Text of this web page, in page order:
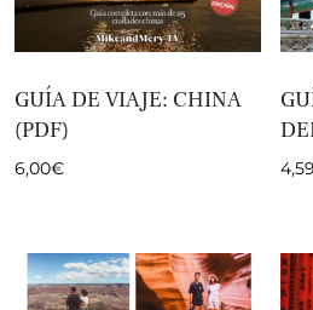
GUÍA DE VIAJE: CHINA
(PDF)
6,00€